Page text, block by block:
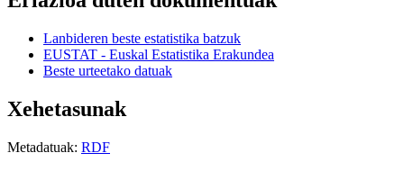
Lanbideren beste estatistika batzuk
EUSTAT - Euskal Estatistika Erakundea
Beste urteetako datuak
Xehetasunak
Metadatuak: RDF